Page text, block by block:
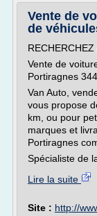
Vente de
de
Vente de
Portiragnes
Van Auto,
vous propose
km, ou pour
marques et
Portiragnes
Spécialiste de
Lire la suite
Site : http://